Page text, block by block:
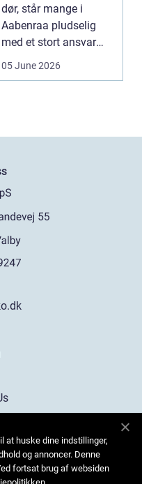
dør, står mange i
Aabenraa pludselig
med et stort ansvar
midt i sorgen.
05 June 2026
at huske dine indstillinger,
og annoncer. Denne
fortsat brug af websiden